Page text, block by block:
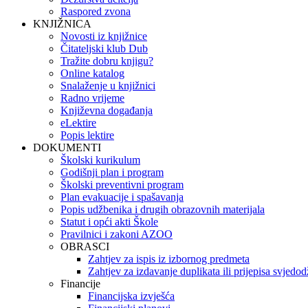
Raspored zvona
KNJIŽNICA
Novosti iz knjižnice
Čitateljski klub Dub
Tražite dobru knjigu?
Online katalog
Snalaženje u knjižnici
Radno vrijeme
Književna događanja
eLektire
Popis lektire
DOKUMENTI
Školski kurikulum
Godišnji plan i program
Školski preventivni program
Plan evakuacije i spašavanja
Popis udžbenika i drugih obrazovnih materijala
Statut i opći akti Škole
Pravilnici i zakoni AZOO
OBRASCI
Zahtjev za ispis iz izbornog predmeta
Zahtjev za izdavanje duplikata ili prijepisa
Financije
Financijska izvješća